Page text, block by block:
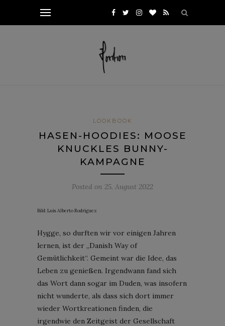
LOOKBOOK
HASEN-HOODIES: MOOSE
KNUCKLES BUNNY-
KAMPAGNE
Posted on 25. August 2022
Bild: Luis Alberto Rodriguez
Hygge, so durften wir vor einigen Jahren
lernen, ist der „Danish Way of
Gemütlichkeit“. Gemeint war die Idee, das
Leben zu genießen. Irgendwann fand sich
das Wort dann sogar im Duden, was insofern
nicht wunderte, als dass sich dort immer
wieder Wortkreationen finden, die
irgendwie den Zeitgeist der Gesellschaft